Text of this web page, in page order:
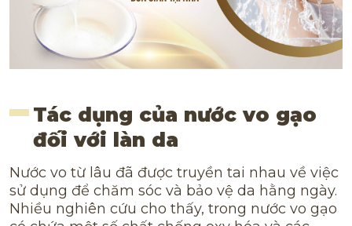
Tác dụng của nước vo gạo
đối với làn da
Nước vo từ lâu đã được truyền tai nhau về việc
sử dụng để chăm sóc và bảo vệ da hằng ngày.
Nhiều nghiên cứu cho thấy, trong nước vo gạo